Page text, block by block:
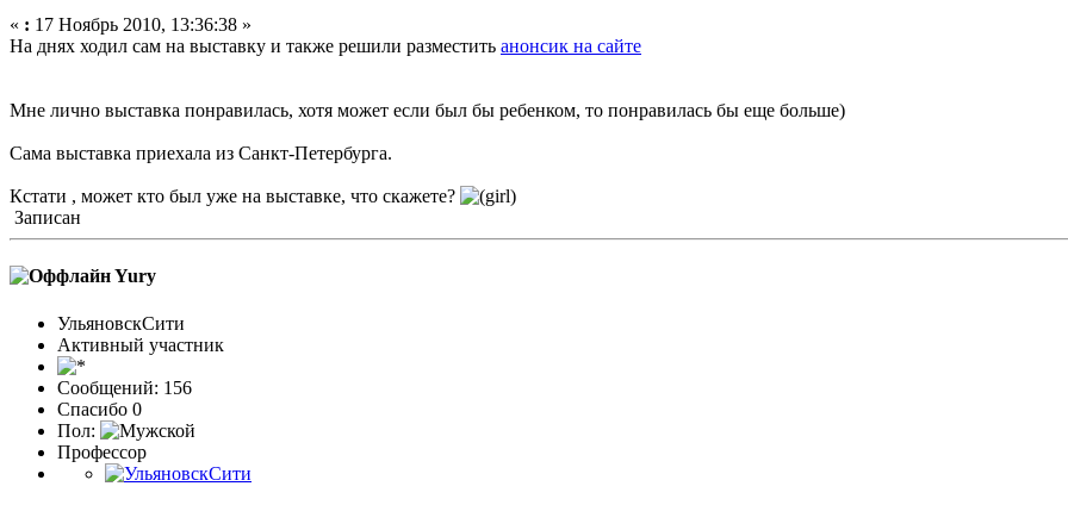
« : 17 Ноябрь 2010, 13:36:38 »
На днях ходил сам на выставку и также решили разместить анонсик на сайте
Мне лично выставка понравилась, хотя может если был бы ребенком, то понравилась бы еще больше)
Сама выставка приехала из Санкт-Петербурга.
Кстати , может кто был уже на выставке, что скажете?
Записан
Yury
УльяновскСити
Активный участник
Сообщений: 156
Спасибо 0
Пол:
Профессор